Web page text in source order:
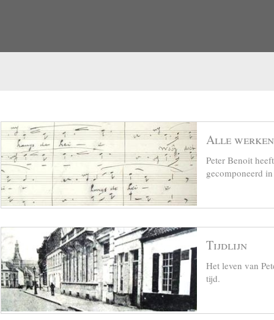
Alle werken
Peter Benoit
gecomponeerd
Tijdlijn
Het leven van
tijd.